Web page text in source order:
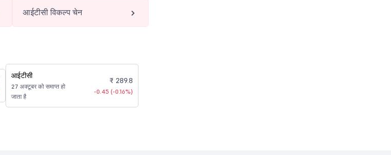
आईटीसी विकल्प चेन
आईटीसी
27 अक्टूबर को समाप्त हो
जाता है
₹ 289.8
-0.45 (-0.16%)